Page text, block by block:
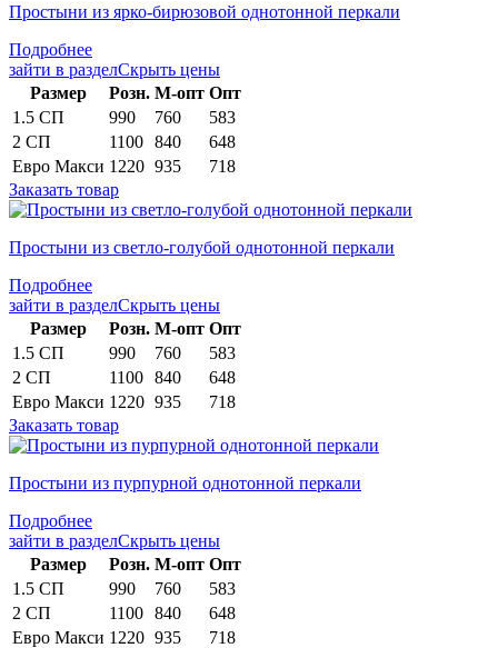
Простыни из ярко-бирюзовой однотонной перкали
Подробнее
зайти в разделСкрыть цены
Раз­мер
Розн. М-опт Опт
1.5 СП
990 760
583
2 СП
1100 840
648
Евро Макси 1220 935
718
Заказать товар
Простыни из светло-голубой однотонной перкали
Подробнее
зайти в разделСкрыть цены
Раз­мер
Розн. М-опт Опт
1.5 СП
990 760
583
2 СП
1100 840
648
Евро Макси 1220 935
718
Заказать товар
Простыни из пурпурной однотонной перкали
Подробнее
зайти в разделСкрыть цены
Раз­мер
Розн. М-опт Опт
1.5 СП
990 760
583
2 СП
1100 840
648
Евро Макси 1220 935
718